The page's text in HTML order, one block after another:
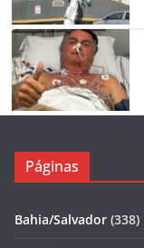
Páginas
Bahia/Salvador (338)